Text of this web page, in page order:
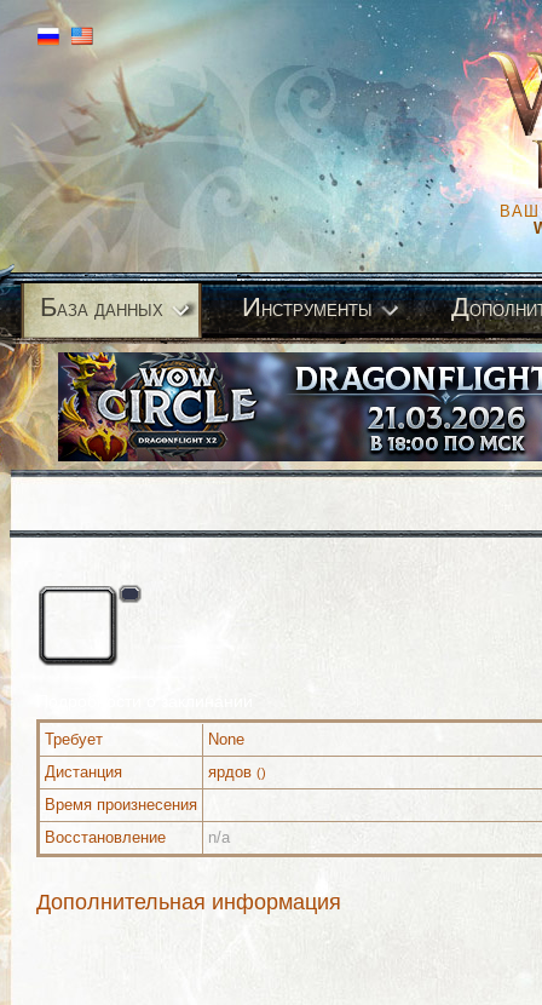
ВАШ
База данных Инструменты Д
Требует
None
Дистанция
ярдов ()
Время произнесения
Восстановление
n/a
Дополнительная информация